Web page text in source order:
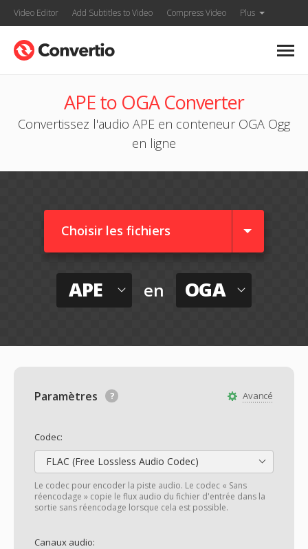
Video Editor Add Subtitles to Video Compress Video Plus
APE to OGA Converter
Convertissez l'audio APE en conteneur OGA Ogg
en ligne
Choisir les fichiers
APE en OGA
Avancé
Paramètres
Codec:
FLAC (Free Lossless Audio Codec)
Le codec pour encoder la piste audio. Le codec « Sans
réencodage » copie le flux audio du fichier d'entrée dans la
sortie sans réencodage lorsque cela est possible.
Canaux audio: